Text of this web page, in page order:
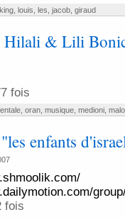
, louis les jacob, giraud
Hilali & Lili
fois
, oran, musique, medioni,
enfants
fois